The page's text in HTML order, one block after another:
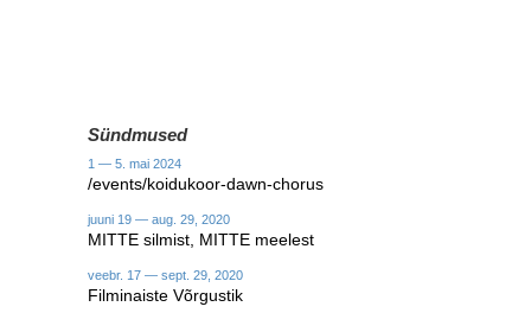
Sündmused
1 — 5. mai 2024
/events/koidukoor-dawn-chorus
juuni 19 — aug. 29, 2020
MITTE silmist, MITTE meelest
veebr. 17 — sept. 29, 2020
Filminaiste Võrgustik